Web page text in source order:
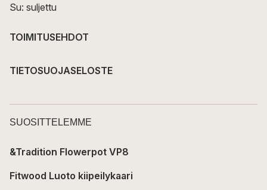
Su: suljettu
TOIMITUSEHDOT
TIETOSUOJASELOSTE
SUOSITTELEMME
&Tradition Flowerpot VP8
Fitwood Luoto kiipeilykaari